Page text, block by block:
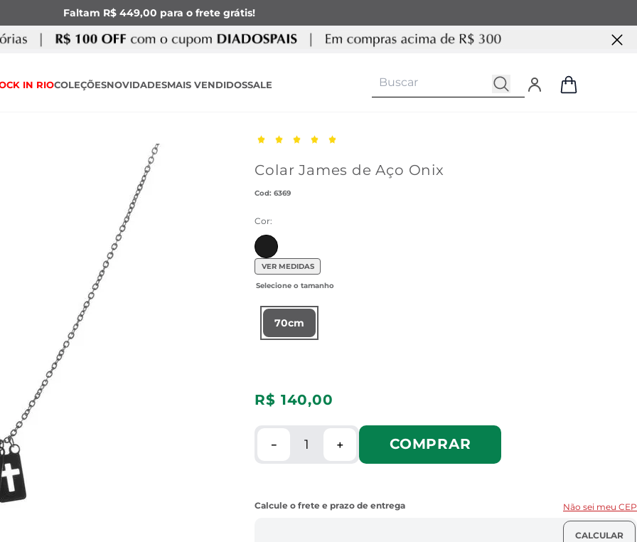
Faltam R$ 449,00 para o frete grátis!
IN RIOCOLEÇÕESNOVIDADESMAIS VENDIDOSSALE
Colar James de Aço Onix
:6369
Cor:
VER MEDIDAS
70cm
R$ 140,00
＋
－ COMPRAR
Não sei meu CEP